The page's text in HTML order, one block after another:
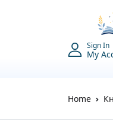
Sign In
My
Home